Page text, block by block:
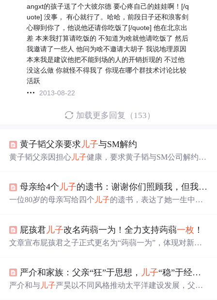
angxt的孩子送了个大彼尔德 要心疼自己的娃娃啊！[/q
uote] 没事， 有心就行了。哈哈，前段日子还和浪客剑
心聊到你了，他说他还请你吃饭了[/quote] 他在北京出
差 本来我打算请吃饭的 不知道为啥就他请吃饭了 然后
我邀请了一些人 他问为啥不邀请大胡子 我说地理原因
本来我是建议他把不能到场的人的开销折现的 不过他
没这么做 你就怪不得我了 你现在哪个群技术讨论比较
活跃
2013-08-22
加载更多回复（153）
黄子韬父亲要求儿子与SM解约
黄子韬父亲因担心 儿子健康，要求黄子韬与SM公司解约。
母亲给4个 儿子的遗书：谢谢你们照顾我，但我后悔生下你们
一位80岁的母亲写给四个 儿子的遗书，表达了她一生中抚
出深深的后悔。
屁孩君 儿子改名蒟蒻一为！全力支持蒟蒻一枚 ！
文章宣布屁孩君之子正式更名为“蒟蒻一为”，体现对新名
技术初学者，具有鲜明的IT亚文化特征。
严介和家族：父亲“狂”于思想， 儿子“稳”于经营，两代商道如何共舞？
严介和与 儿子严昊以不同风格推动太平洋建设发展，父亲